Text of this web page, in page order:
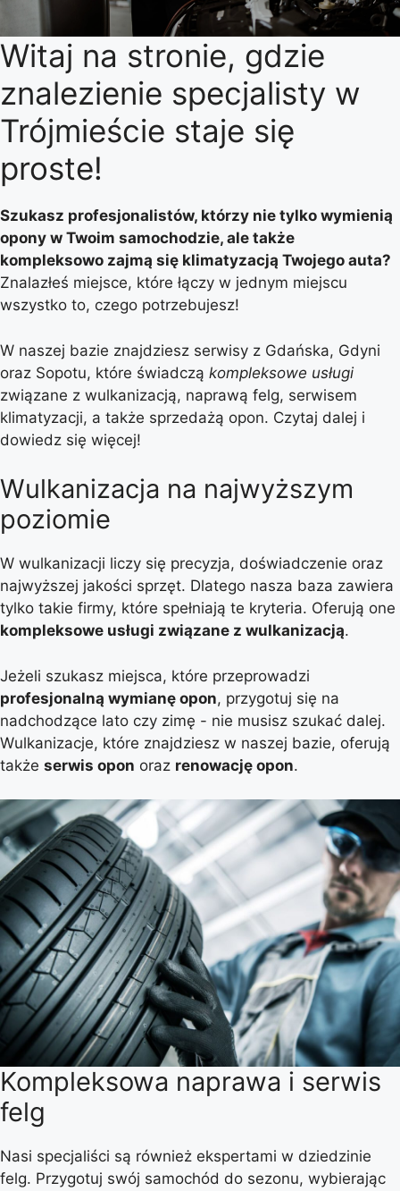
Witaj na stronie, gdzie
znalezienie specjalisty w
Trójmieście staje się
proste!
Szukasz profesjonalistów, którzy nie tylko wymienią
opony w Twoim samochodzie, ale także
kompleksowo zajmą się klimatyzacją Twojego auta?
Znalazłeś miejsce, które łączy w jednym miejscu
wszystko to, czego potrzebujesz!
W naszej bazie znajdziesz serwisy z Gdańska, Gdyni
oraz Sopotu, które świadczą kompleksowe usługi
związane z wulkanizacją, naprawą felg, serwisem
klimatyzacji, a także sprzedażą opon. Czytaj dalej i
dowiedz się więcej!
Wulkanizacja na najwyższym
poziomie
W wulkanizacji liczy się precyzja, doświadczenie oraz
najwyższej jakości sprzęt. Dlatego nasza baza zawiera
tylko takie firmy, które spełniają te kryteria. Oferują one
kompleksowe usługi związane z wulkanizacją.
Jeżeli szukasz miejsca, które przeprowadzi
profesjonalną wymianę opon, przygotuj się na
nadchodzące lato czy zimę - nie musisz szukać dalej.
Wulkanizacje, które znajdziesz w naszej bazie, oferują
także serwis opon oraz renowację opon.
Kompleksowa naprawa i serwis
felg
Nasi specjaliści są również ekspertami w dziedzinie
felg. Przygotuj swój samochód do sezonu, wybierając